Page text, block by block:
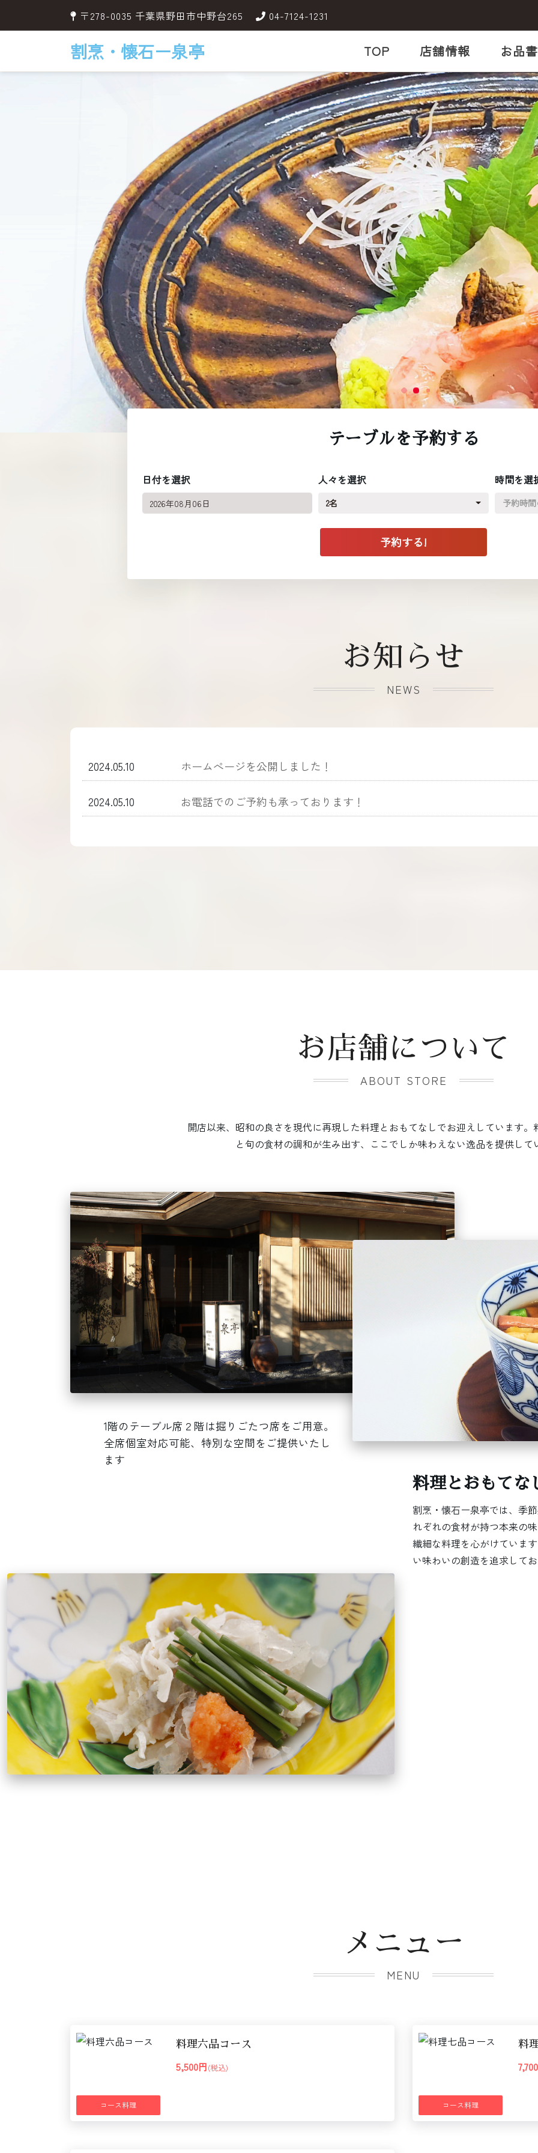
〒278-0035 千葉県野田市中野台265 04-7124-1231
割烹・懐石ー泉亭 TOP 店舗情報 お品
テーブルを予約する
日付を選択 人々を選択
2名
時間を選
予約時
お知らせ
NEWS
2024.05.10 ホームぺージを公開しました！
2024.05.10 お電話でのご予約も承っております！
お店舗について
ABOUT STORE
開店以来、昭和の良さを現代に再現した料理とおもてなしでお迎えしています。
と旬の食材の調和が生み出す、ここでしか味わえない逸品を提供して
1階のテーブル席２階は掘りごたつ席をご用意。
全席個室対応可能、特別な空間をご提供いたし
ます
料理とおもてな
割烹・懐石ー泉亭では、季
れぞれの食材が持つ本来の
繊細な料理を心がけていま
い味わいの創造を追求して
メニュー
MENU
コース料理
料理六品コース
5,500円(税込)
コース料理
料